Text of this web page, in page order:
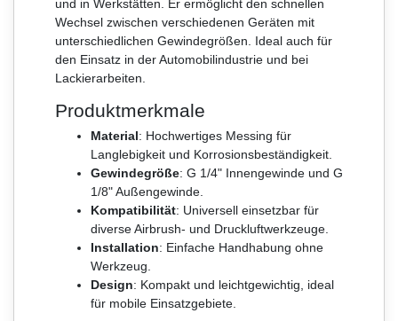
und in Werkstätten. Er ermöglicht den schnellen
Wechsel zwischen verschiedenen Geräten mit
unterschiedlichen Gewindegrößen. Ideal auch für
den Einsatz in der Automobilindustrie und bei
Lackierarbeiten.
Produktmerkmale
Material: Hochwertiges Messing für
Langlebigkeit und Korrosionsbeständigkeit.
Gewindegröße: G 1/4" Innengewinde und G
1/8" Außengewinde.
Kompatibilität: Universell einsetzbar für
diverse Airbrush- und Druckluftwerkzeuge.
Installation: Einfache Handhabung ohne
Werkzeug.
Design: Kompakt und leichtgewichtig, ideal
für mobile Einsatzgebiete.